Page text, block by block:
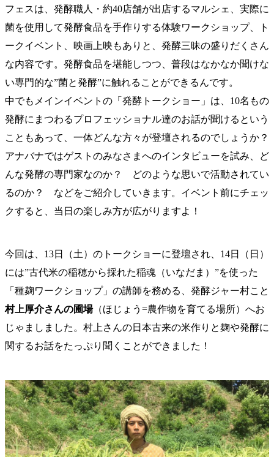
フェスは、発酵職人・約40店舗が出店するマルシェ、実際に
菌を使用して発酵食品を手作りする体験ワークショップ、ト
ークイベント、映画上映もありと、発酵三昧の盛りだくさん
な内容です。発酵食品を堪能しつつ、普段はなかなか聞けな
い専門的な”菌と発酵”に触れることができるんです。
中でもメインイベントの「発酵トークショー」は、10名もの
発酵にまつわるプロフェッショナル達のお話が聞けるという
こともあって、一体どんな方々が登壇されるのでしょうか？
アナバナではゲストのみなさまへのインタビューを試み、ど
んな発酵の専門家なのか？ どのような思いで活動されてい
るのか？ などをご紹介していきます。イベント前にチェッ
クすると、当日の楽しみ方が広がりますよ！
今回は、13日（土）のトークショーに登壇され、14日（日）
には”古代米の稲穂から採れた稲魂（いなだま）”を使った
「種麹ワークショップ」の講師を務める、発酵ジャー村こと
村上厚介さんの圃場（ほじょう=農作物を育てる場所）へお
じゃましました。村上さんの日本古来の米作りと麹や発酵に
関するお話をたっぷり聞くことができました！